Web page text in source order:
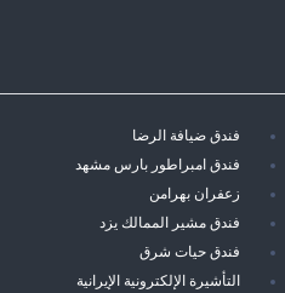
فندق ضيافة الرضا
فندق امبراطور بارس مشهد
زعفران بهرامن
فندق مشير الممالك يزد
فندق حيات شرق
التأشيرة الإلكترونية الإيرانية